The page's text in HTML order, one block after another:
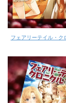
フェアリーテイル・ク